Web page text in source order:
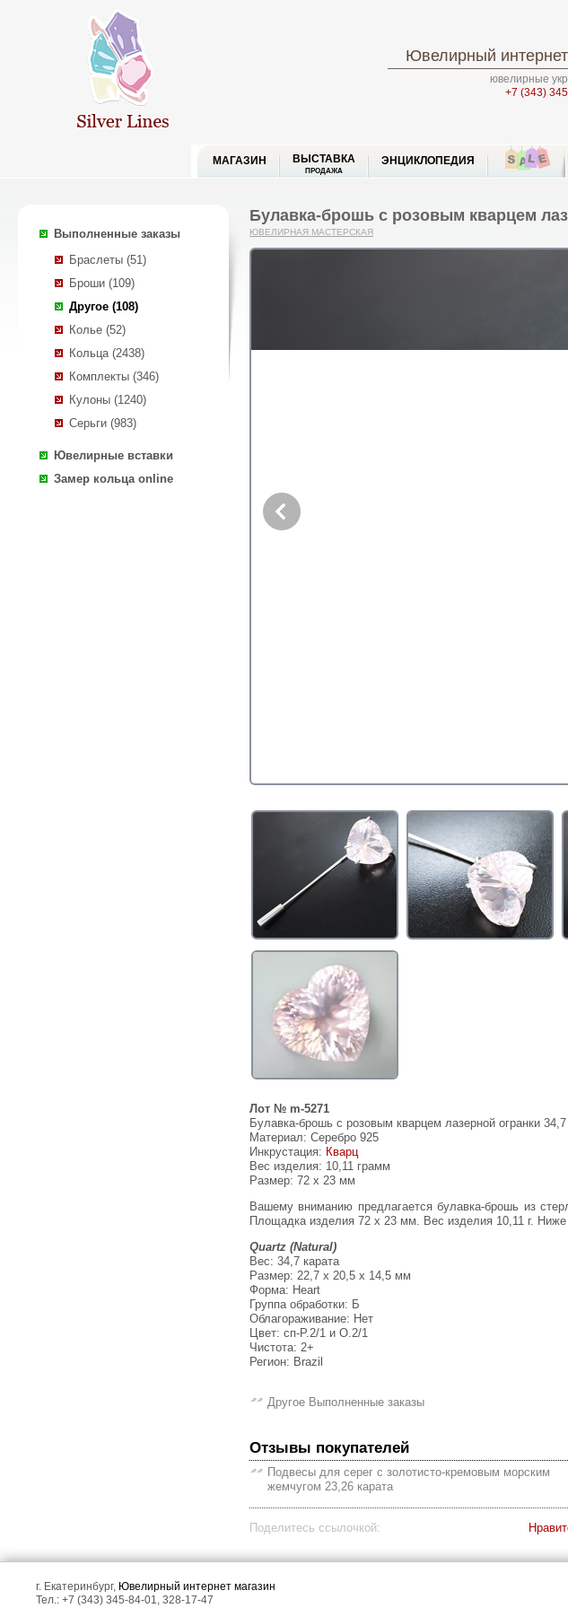
Ювелирный
ювелирные
+7 (343)
МАГАЗИН ВЫСТАВКА
ПРОДАЖА
ЭНЦИКЛОПЕДИЯ
Выполненные заказы
Браслеты (51)
Броши (109)
Другое (108)
Колье (52)
Кольца (2438)
Комплекты (346)
Кулоны (1240)
Серьги (983)
Ювелирные вставки
Замер кольца online
Булавка-брошь с розовым кварцем
ЮВЕЛИРНАЯ МАСТЕРСКАЯ
Лот № m-5271
Булавка-брошь с розовым кварцем лазерной огранки 34,7
Материал: Серебро 925
Инкрустация: Кварц
Вес изделия: 10,11 грамм
Размер: 72 х 23 мм
Вашему вниманию предлагается булавка-брошь из стерлингового серебра (925 проба) с розовым кварцем лазерной огранки!
Площадка изделия 72 х 23 мм. Вес изделия 10,11 г. Ниже
Quartz (Natural)
Вес: 34,7 карата
Размер: 22,7 х 20,5 х 14,5 мм
Форма: Heart
Группа обработки: Б
Облагораживание: Нет
Цвет: сп-Р.2/1 и О.2/1
Чистота: 2+
Регион: Brazil
Другое Выполненные заказы
Отзывы покупателей
Подвесы для серег с золотисто-кремовым морским
жемчугом 23,26 карата
Поделитесь ссылочкой:
г. Екатеринбург, Ювелирный интернет магазин
Тел.: +7 (343) 345-84-01, 328-17-47